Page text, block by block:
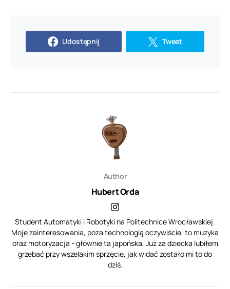
Udostępnij Tweet
Author
Hubert Orda
Student Automatyki i Robotyki na Politechnice Wrocławskiej.
Moje zainteresowania, poza technologią oczywiście, to muzyka
oraz motoryzacja - głównie ta japońska. Już za dziecka lubiłem
grzebać przy wszelakim sprzęcie, jak widać zostało mi to do
dziś.